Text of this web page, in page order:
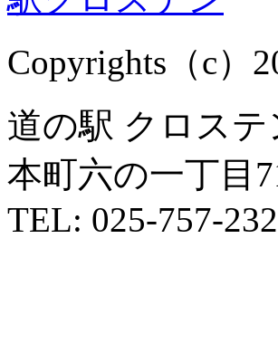
Copyrights（c）
道の駅 クロス
本町六の一丁目
TEL: 025-757-